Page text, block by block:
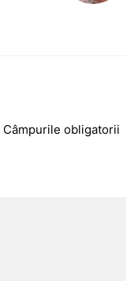
Câmpurile obligatorii